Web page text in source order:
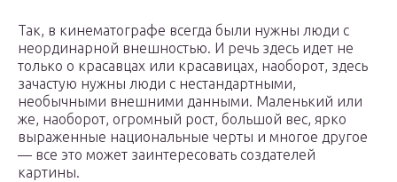
Так, в кинематографе всегда были нужны люди с
неординарной внешностью. И речь здесь идет не
только о красавцах или красавицах, наоборот, здесь
зачастую нужны люди с нестандартными,
необычными внешними данными. Маленький или
же, наоборот, огромный рост, большой вес, ярко
выраженные национальные черты и многое другое
— все это может заинтересовать создателей
картины.